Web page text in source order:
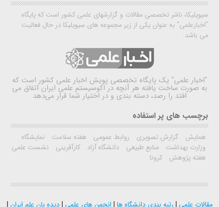
سیویلیکا، ناشر تخصصی مقالات و گزارشهای علمی کشور است که پایگاه
"اخبارعلمی" به عنوان یکی از زیر مجموعه های سیویلیکا در حال فعالیت
می باشد.
"اخبار علمی" یک پایگاه تخصصی پویش اخبار علمی کشور است که
به صورت ساخت یافته هر آنچه در اکوسیستم علمی ایران اتفاق می
افتد را رصد، دسته بندی و در اختیار شما قرار می‌دهد
برچسب های پر استفاده
همایش گزارش تصویری روابط عمومی هفته سلامت
نمایشگاه
وزارت بهداشت
منابع طبیعی دانشگاه آزاد کارآفرینی
نشست علمی
هفته پژوهش
کرونا
مقالات علمی | رتبه بندی دانشگاه ها | انجمن های علمی |دیده بان علم ایران |